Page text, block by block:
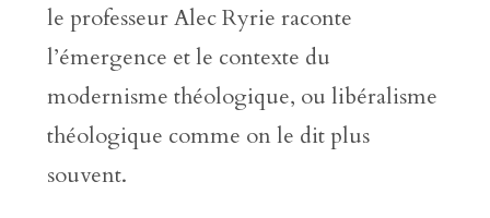
le professeur Alec Ryrie raconte
l’émergence et le contexte du
modernisme théologique, ou libéralisme
théologique comme on le dit plus
souvent.